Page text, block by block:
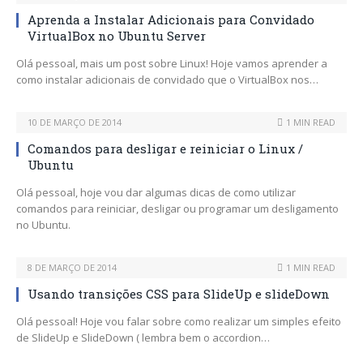
Aprenda a Instalar Adicionais para Convidado
VirtualBox no Ubuntu Server
Olá pessoal, mais um post sobre Linux! Hoje vamos aprender a
como instalar adicionais de convidado que o VirtualBox nos…
10 DE MARÇO DE 2014 1 MIN READ
Comandos para desligar e reiniciar o Linux /
Ubuntu
Olá pessoal, hoje vou dar algumas dicas de como utilizar
comandos para reiniciar, desligar ou programar um desligamento
no Ubuntu.
8 DE MARÇO DE 2014 1 MIN READ
Usando transições CSS para SlideUp e slideDown
Olá pessoal! Hoje vou falar sobre como realizar um simples efeito
de SlideUp e SlideDown ( lembra bem o accordion…